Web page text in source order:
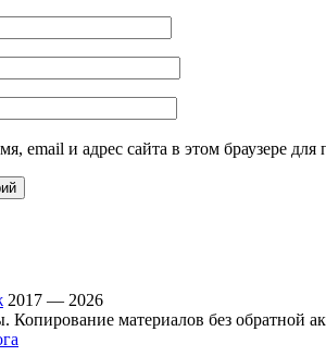
email и адрес сайта в этом браузере
2017 — 2026
Копирование материалов без обратной